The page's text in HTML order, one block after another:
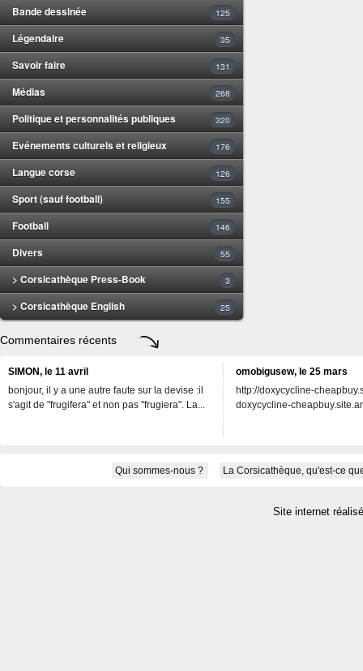
Bande dessinée 125
Légendaire 35
Savoir faire 131
Médias 268
Politique et personnalités publiques 320
Evénements culturels et religieux 176
Langue corse 126
Sport (sauf football) 155
Football 146
Divers 55
> Corsicathèque Press-Book 3
> Corsicathèque English 25
Commentaires récents
SIMON, le 11 avril
bonjour, il y a une autre faute sur la devise :il
s'agit de "frugifera" et non pas "frugiera". La...
omobigusew, le 25 mars
http://doxycycline-
doxycycline-
Qui sommes-nous ? La Corsicathèque, qu'est-ce
Site internet